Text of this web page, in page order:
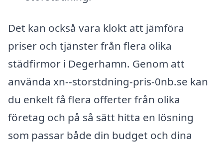
Det kan också vara klokt att jämföra
priser och tjänster från flera olika
städfirmor i Degerhamn. Genom att
använda xn--storstdning-pris-0nb.se kan
du enkelt få flera offerter från olika
företag och på så sätt hitta en lösning
som passar både din budget och dina